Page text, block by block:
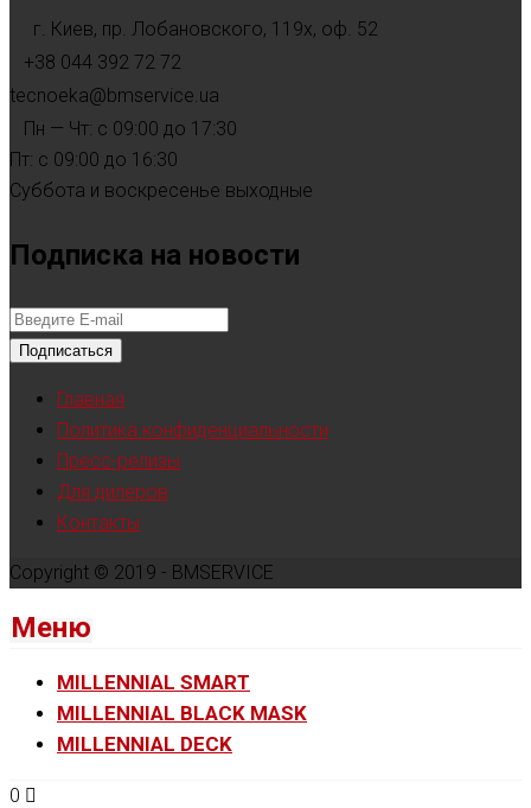
г. Киев, пр. Лобановского, 119х, оф. 52
+38 044 392 72 72
tecnoeka@bmservice.ua
Пн — Чт: с 09:00 до 17:30
Пт: с 09:00 до 16:30
Суббота и воскресенье выходные
Подписка на новости
Подписаться
Главная
Политика конфиденциальности
Пресс-релизы
Для дилеров
Контакты
Copyright © 2019 - BMSERVICE
Меню
MILLENNIAL SMART
MILLENNIAL BLACK MASK
MILLENNIAL DECK
0